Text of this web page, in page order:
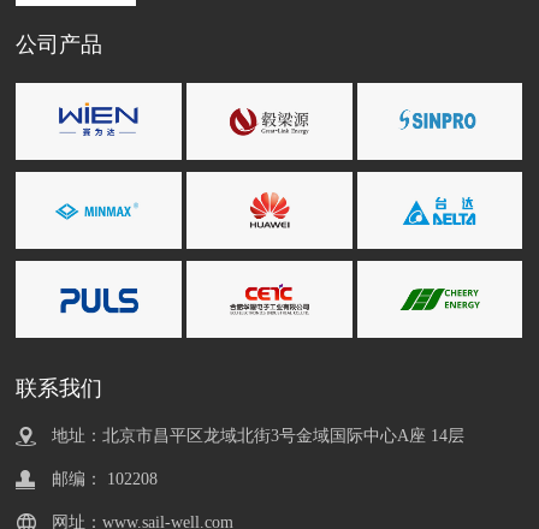
公司产品
联系我们
地址：北京市昌平区龙域北街3号金域国际中心A座 14层
邮编： 102208
网址：www.sail-well.com